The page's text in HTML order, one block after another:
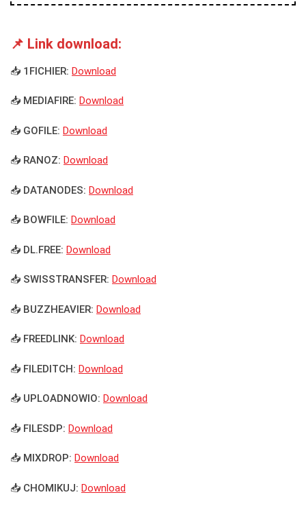
📌 Link download:
📥 1FICHIER: Download
📥 MEDIAFIRE: Download
📥 GOFILE: Download
📥 RANOZ: Download
📥 DATANODES: Download
📥 BOWFILE: Download
📥 DL.FREE: Download
📥 SWISSTRANSFER: Download
📥 BUZZHEAVIER: Download
📥 FREEDLINK: Download
📥 FILEDITCH: Download
📥 UPLOADNOWIO: Download
📥 FILESDP: Download
📥 MIXDROP: Download
📥 CHOMIKUJ: Download